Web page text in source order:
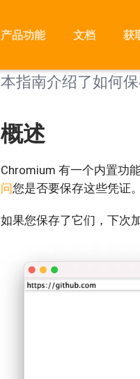
产品功能 文档 获
密码
本指南介绍了如何
概述
Chromium 有一个内置功
问您是否要保存这些凭证。
如果您保存了它们，下次